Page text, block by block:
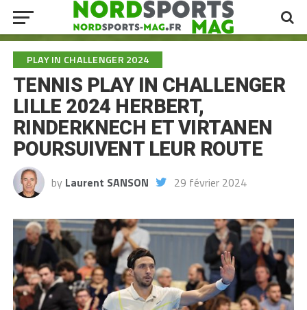
PLAY IN CHALLENGER 2024
TENNIS PLAY IN CHALLENGER
LILLE 2024 HERBERT,
RINDERKNECH ET VIRTANEN
POURSUIVENT LEUR ROUTE
by Laurent SANSON 29 février 2024